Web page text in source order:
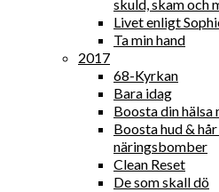
skuld, skam och
Livet enligt
Ta min hand
2017
68-Kyrkan
Bara idag
Boosta din hälsa
Boosta hud &
näringsbomber
Clean Reset
De som skall dö